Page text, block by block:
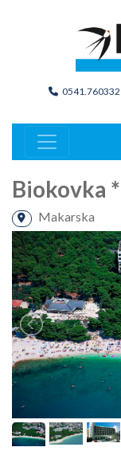
0541.760332
Biokovka
Makarska